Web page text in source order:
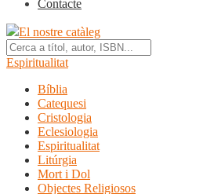
Contacte
El nostre catàleg
Espiritualitat
Bíblia
Catequesi
Cristologia
Eclesiologia
Espiritualitat
Litúrgia
Mort i Dol
Objectes Religiosos